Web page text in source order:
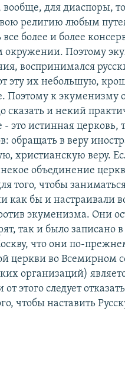
для диаспоры,
религию любым
все более и более
Поэтому
воспринимался
эту их небольшую,
к экуменизму
сказать и некий
- это истинная церковь,
обращать в веру
христианскую веру.
объединение
того, чтобы
как бы и настраивали
экуменизма. Они
так и было записано
что они по-
церкви во Всемирном
организаций)
от этого следует
чтобы наставить